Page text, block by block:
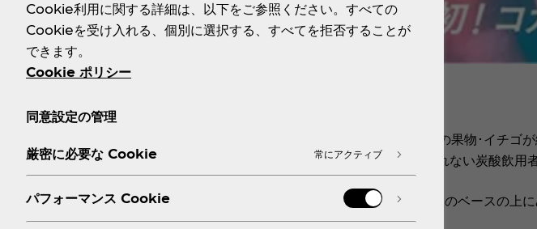
製品特徴
・季節の旬をとらえた世界初の「コカ･コーラ ストロベリー」
・「コカ･コーラ」ならではのおいしさと冬に旬を迎える人気の果物･イチゴ
ターゲット／
飲用シーン
・ティーンや20～30代の女性や普段「コカ･コーラ」を飲まれない炭酸飲用
・自宅や外出先などでの日々のリフレッシュに
パッケージ
・視認性の高いフルシュリンクラベルを採用し、ベビーピンクのベースの上
ず手に取りたくなるような心躍るデザイン
Cookie利用に関する詳細は、以下をご参照ください。すべての
Cookieを受け入れる、個別に選択する、すべてを拒否することが
できます。
Cookie ポリシー
同意設定の管理
厳密に必要な Cookie 常にアクティブ
パフォーマンス Cookie